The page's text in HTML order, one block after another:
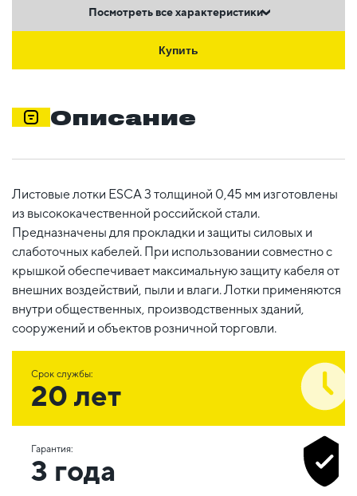
Посмотреть все характеристики
Купить
Описание
Листовые лотки ESCA 3 толщиной 0,45 мм изготовлены
из высококачественной российской стали.
Предназначены для прокладки и защиты силовых и
слаботочных кабелей. При использовании совместно с
крышкой обеспечивает максимальную защиту кабеля от
внешних воздействий, пыли и влаги. Лотки применяются
внутри общественных, производственных зданий,
сооружений и объектов розничной торговли.
Срок службы:
20 лет
Гарантия:
3 года